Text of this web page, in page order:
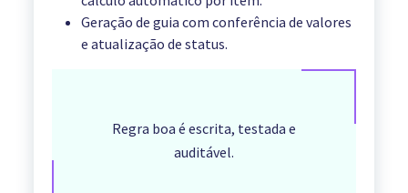
Geração de guia com conferência de valores
e atualização de status.
Regra boa é escrita, testada e
auditável.